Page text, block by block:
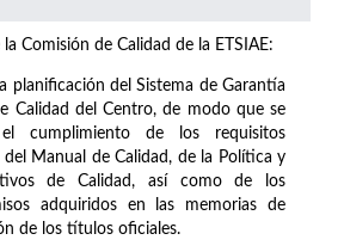
Comisión de Calidad de la ETSIAE:
planificación del Sistema de Garantía
Calidad del Centro, de modo que se
el cumplimiento de los requisitos
del Manual de Calidad, de la Política y
de Calidad, así como de los
adquiridos en las memorias de
de los títulos oficiales.